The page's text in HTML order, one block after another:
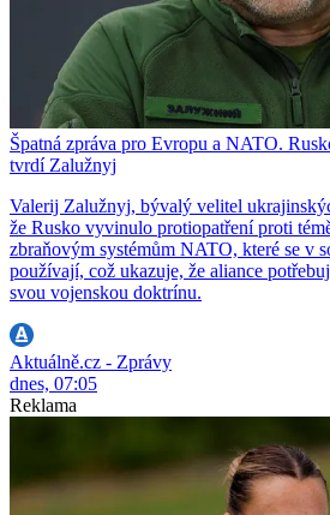
Špatná zpráva pro Evropu a NATO.
tvrdí Zalužnyj
Valerij Zalužnyj, bývalý velitel
že Rusko vyvinulo protiopatření proti
zbraňovým systémům NATO, které se v
používají, což ukazuje, že aliance
svou vojenskou doktrínu.
Aktuálně.cz - Zprávy
dnes, 07:05
Reklama